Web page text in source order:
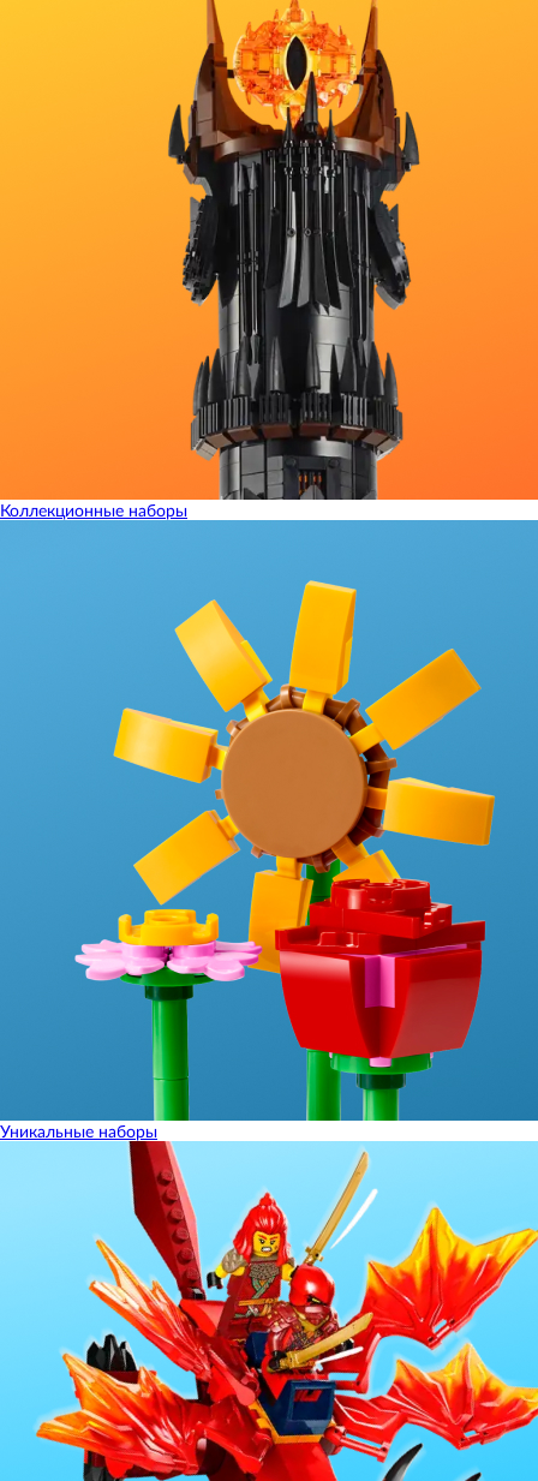
Коллекционные наборы
Уникальные наборы